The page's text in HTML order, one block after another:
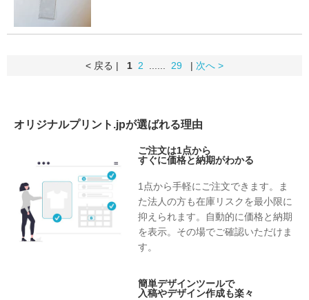
< 戻る | 1 2 29 | 次へ >
オリジナルプリント.jpが選ばれる理由
ご注文は1点から
すぐに価格と納期がわかる
1点から手軽にご注文できます。ま
た法人の方も在庫リスクを最小限に
抑えられます。自動的に価格と納期
を表示。その場でご確認いただけま
す。
簡単デザインツールで
入稿やデザイン作成も楽々